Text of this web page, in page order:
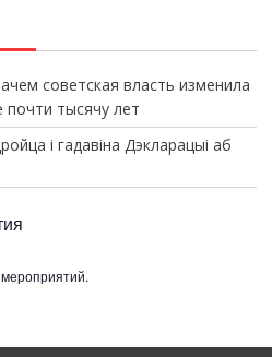
советская власть изменила
тысячу лет
і гадавіна Дэкларацыі аб